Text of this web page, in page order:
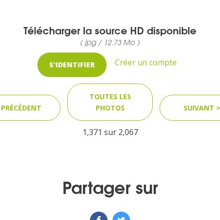
Télécharger la source HD disponible
( jpg / 12.73 Mo )
S'IDENTIFIER Créer un compte
TOUTES LES
PHOTOS
SUIVANT
1,371 sur 2,067
Partager sur